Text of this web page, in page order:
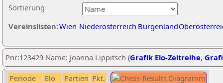
Sortierung
Vereinslisten:Wien Niederösterreich Burgenland
Pnr:123429 Name: Joanna Lippitsch (Grafik Elo-Zeitreihe,
Periode Elo Partien Pkt.